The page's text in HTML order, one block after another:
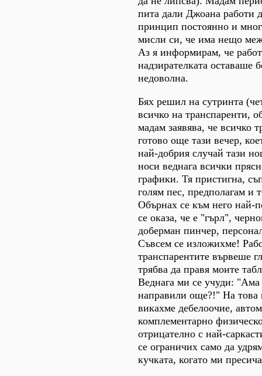
пита дали Джоана работи
принцип постоянно и
мисли си, че има нещо
Аз я информирам, че
надзирателката оставаше
недоволна.
Бях решил на сутринта
всичко на транспаренти,
мадам заявява, че всичко
готово още тази вечер,
най-добрия случай тази
носи веднага всички
графики. Тя пристигна,
голям пес, предполагам и
Обърнах се към него най-
се оказа, че е "гърл",
доберман пинчер,
Съвсем се изложихме!
транспарентите вървеше
трябва да правя моите
Веднага ми се учуди: "Ама
направили още?!" На това
викахме дебелоочие,
комплементарно
отрицателно с най-
се ограничих само да
кучката, когато ми